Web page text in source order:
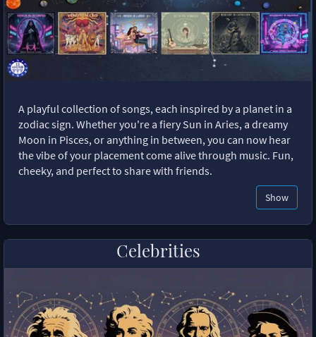
A playful collection of songs, each inspired by a planet in a
zodiac sign. Whether you're a fiery Sun in Aries, a dreamy
Moon in Pisces, or anything in between, you can now hear
the vibe of your placement come alive through music. Fun,
cheeky, and perfect to share with friends.
Show
Celebrities